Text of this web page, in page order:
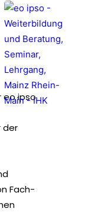
eo ipso
der
Fach-